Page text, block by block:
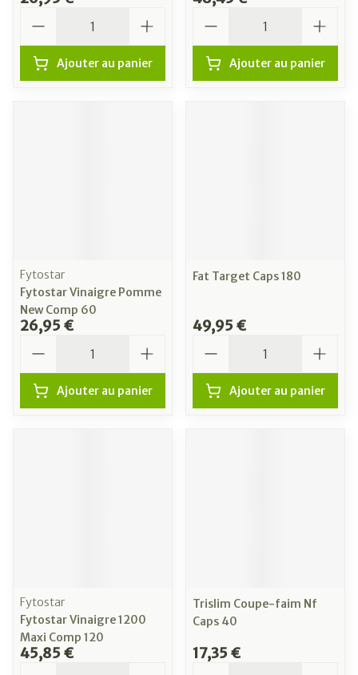
Ajouter au panier Ajouter au panier
Fytostar
Fytostar Vinaigre Pomme
New Comp 60
26,95 €
Ajouter au panier
Fat Target Caps 180
49,95 €
Ajouter au panier
Fytostar
Fytostar Vinaigre 1200
Maxi Comp 120
45,85 €
Trislim Coupe-faim Nf
Caps 40
17,35 €